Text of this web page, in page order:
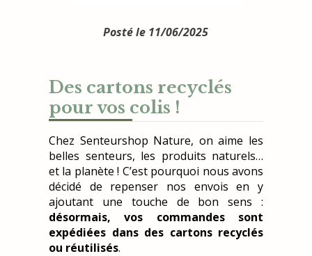
Posté le 11/06/2025
Des cartons recyclés
pour vos colis !
Chez Senteurshop Nature, on aime les
belles senteurs, les produits naturels…
et la planète ! C’est pourquoi nous avons
décidé de repenser nos envois en y
ajoutant une touche de bon sens :
désormais, vos commandes sont
expédiées dans des cartons recyclés
ou réutilisés.